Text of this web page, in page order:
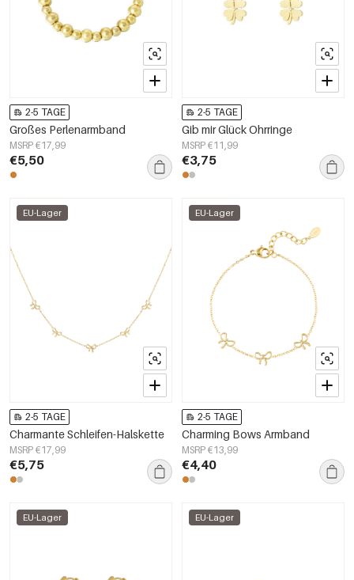
2-5 TAGE
Großes Perlenarmband
MSRP €17,99
€5,50
2-5 TAGE
Gib mir Glück Ohrringe
MSRP €11,99
€3,75
EU-Lager
2-5 TAGE
Charmante Schleifen-Halskette
MSRP €17,99
€5,75
EU-Lager
2-5 TAGE
Charming Bows Armband
MSRP €13,99
€4,40
EU-Lager EU-Lager